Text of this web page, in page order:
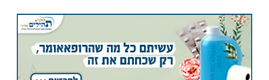
של הרב יובל הכהן אשרוב על חינוך ילדים: